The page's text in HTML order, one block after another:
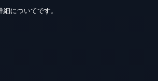
についてです。